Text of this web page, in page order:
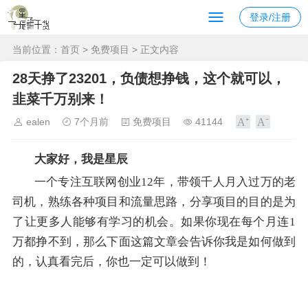
登录/注册
当前位置： 首页 > 免费项目 > 正文内容
28天挣了23201，负债想挣钱，这个就可以，
韭菜千万别来！
ealen 7个月前 免费项目 41144
大家好，我是星辰
一个专注互联网创业12年，带领千人月入过万的老
司机，熟练各种项目和流量思路，分享项目的目的是为
了让更多人能够有学习的机会。如果你现在每个月连1
万都挣不到，那么下面这篇文章会告诉你我是如何做到
的，认真看完后，你也一定可以做到！